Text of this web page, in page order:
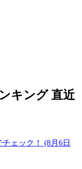
キング 直近
ェック！ (8月6日